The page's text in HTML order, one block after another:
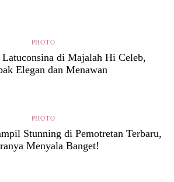
PHOTO
di Majalah Hi Celeb,
Elegan dan Menawan
PHOTO
Stunning di Pemotretan Terbaru,
Menyala Banget!